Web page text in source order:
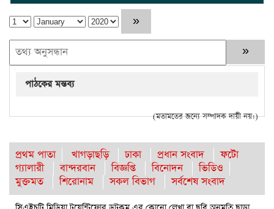
পাঠকের মন্তব্য
(মতামতের জন্যে সম্পাদক দায়ী নয়।)
প্রথম পাতা খাগড়াছড়ি ঢাকা প্রধান সংবাদ
ফটো
গ্যালারী
বান্দরবান বিজ্ঞপ্তি বিনোদন
ভিডিও
মুক্তমত
শিরোনাম সকল বিভাগ সর্বশেষ সংবাদ